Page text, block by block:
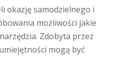
okazję samodzielnego i
możliwości jakie
Zdobyta przez
mogą być